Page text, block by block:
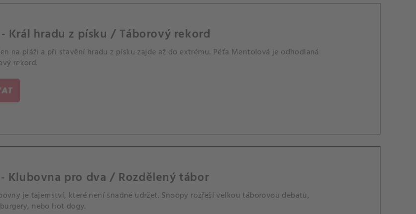
Král hradu z písku / Táborový rekord
na pláži a při stavění hradu z písku zajde až do extrému. Péťa Mentolová je odhodlaná
rekord.
Klubovna pro dva / Rozdělený tábor
je tajemství, které není snadné udržet. Snoopy rozřeší velkou táborovou debatu,
nebo hot dogy.